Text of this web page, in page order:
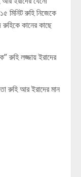
মিনিট রুহি নিজেকে
রুহিকে কানের কাছে
রুহি লজ্জায় ইরাদের
রুহি আর ইরাদের মান